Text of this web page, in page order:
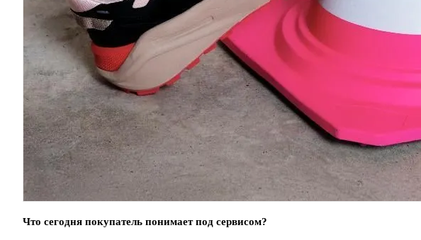
Что сегодня покупатель понимает под сервисом?